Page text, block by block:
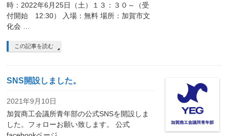
時：2022年6月25日（土）１３：３０～（受
付開始 12:30） 入場：無料 場所：加賀市文
化会 …
この記事を読む
SNS開設しました。
2021年9月10日
加賀商工会議所青年部の公式SNSを開設しま
した。フォローお願い致します。 公式